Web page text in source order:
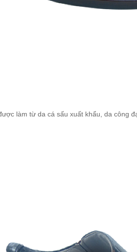
làm từ da cá sấu xuất khẩu, da công